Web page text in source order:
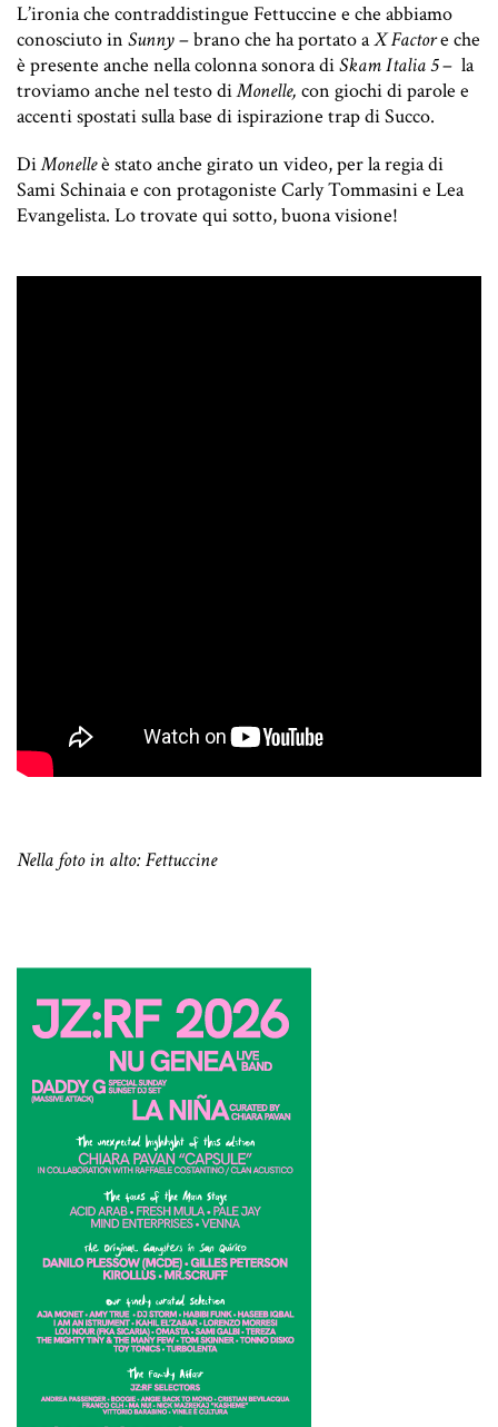
L’ironia che contraddistingue Fettuccine e che abbiamo
conosciuto in Sunny– brano che ha portato aX Factore che
è presente anche nella colonna sonora diSkam Italia 5– la
troviamo anche nel testo diMonelle, con giochi di parole e
accenti spostati sulla base di ispirazione trap di Succo.
DiMonelleè stato anche girato un video, per la regia di
Sami Schinaia e con protagoniste Carly Tommasini e Lea
Evangelista. Lo trovate qui sotto, buona visione!
Nella foto in alto: Fettuccine